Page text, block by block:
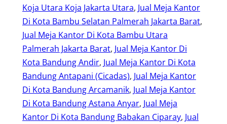
Koja Utara Koja Jakarta Utara, Jual Meja Kantor
Di Kota Bambu Selatan Palmerah Jakarta Barat
Jual Meja Kantor Di Kota Bambu Utara
Palmerah Jakarta Barat, Jual Meja Kantor Di
Kota Bandung Andir, Jual Meja Kantor Di Kota
Bandung Antapani (Cicadas), Jual Meja Kantor
Di Kota Bandung Arcamanik, Jual Meja Kantor
Di Kota Bandung Astana Anyar, Jual Meja
Kantor Di Kota Bandung Babakan Ciparay, Jual